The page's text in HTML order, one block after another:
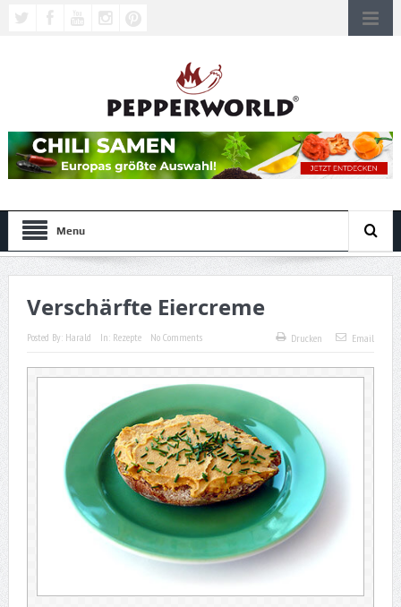
Menu
Verschärfte Eiercreme
Posted By: Harald In: Rezepte No Comments Drucken Email